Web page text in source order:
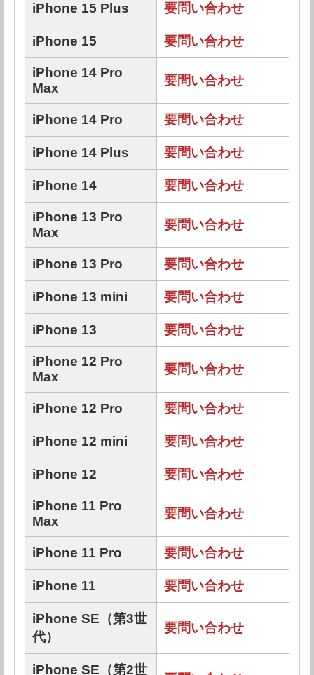
iPhone 15 Plus 要問い合わせ
iPhone 15 要問い合わせ
iPhone 14 Pro
Max
要問い合わせ
iPhone 14 Pro 要問い合わせ
iPhone 14 Plus 要問い合わせ
iPhone 14 要問い合わせ
iPhone 13 Pro
Max
要問い合わせ
iPhone 13 Pro 要問い合わせ
iPhone 13 mini 要問い合わせ
iPhone 13 要問い合わせ
iPhone 12 Pro
Max
要問い合わせ
iPhone 12 Pro 要問い合わせ
iPhone 12 mini 要問い合わせ
iPhone 12 要問い合わせ
iPhone 11 Pro
Max
要問い合わせ
iPhone 11 Pro 要問い合わせ
iPhone 11 要問い合わせ
iPhone SE（第3世
代）
要問い合わせ
iPhone SE（第2世